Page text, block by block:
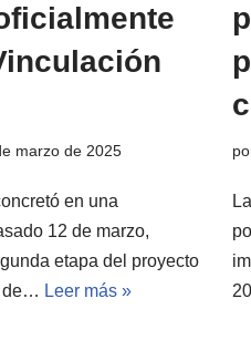
marzo de 2025
en una
12 de marzo,
etapa del proyecto
de… Leer más »